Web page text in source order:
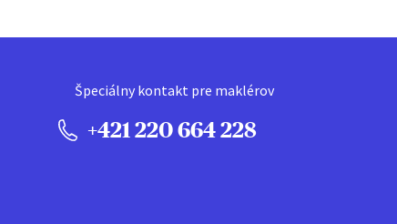
Špeciálny kontakt pre maklérov
+421 220 664 228